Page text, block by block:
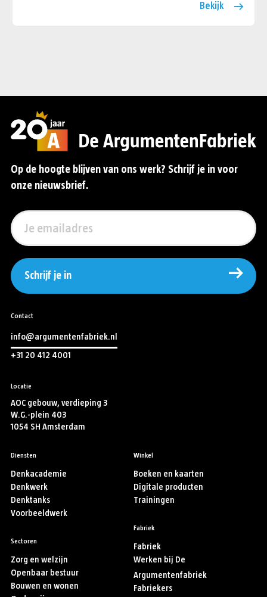
Bekijk
Op de hoogte blijven van ons werk? Schrijf je in voor
onze nieuwsbrief.
Schrijf je in
Contact
info@argumentenfabriek.nl
+31 20 412 4001
Locatie
AOC gebouw, verdieping 3
W.G.-plein 403
1054 SH Amsterdam
Diensten
Denkacademie
Denkwerk
Denktanks
Voorbeeldwerk
Sectoren
Zorg en welzijn
Openbaar bestuur
Bouwen en wonen
Winkel
Boeken en kaarten
Digitale producten
Trainingen
Fabriek
Fabriek
Werken bij De
Argumentenfabriek
Fabriekers